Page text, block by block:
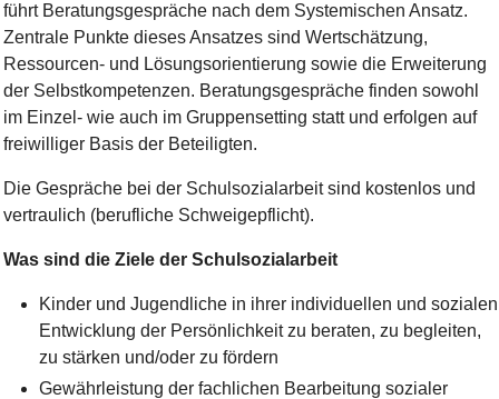
führt Beratungsgespräche nach dem Systemischen Ansatz.
Zentrale Punkte dieses Ansatzes sind Wertschätzung,
Ressourcen- und Lösungsorientierung sowie die Erweiterung
der Selbstkompetenzen. Beratungsgespräche finden sowohl
im Einzel- wie auch im Gruppensetting statt und erfolgen auf
freiwilliger Basis der Beteiligten.
Die Gespräche bei der Schulsozialarbeit sind kostenlos und
vertraulich (berufliche Schweigepflicht).
Was sind die Ziele der Schulsozialarbeit
Kinder und Jugendliche in ihrer individuellen und sozialen
Entwicklung der Persönlichkeit zu beraten, zu begleiten,
zu stärken und/oder zu fördern
Gewährleistung der fachlichen Bearbeitung sozialer